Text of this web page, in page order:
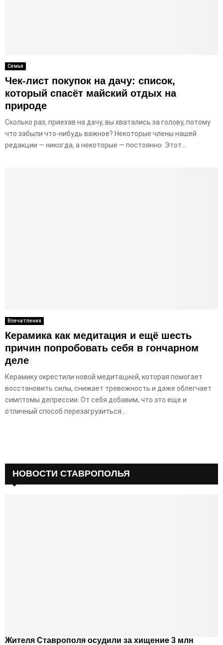
Семья
Чек-лист покупок на дачу: список,
который спасёт майский отдых на
природе
Сколько раз, приехав на дачу, вы хватались за голову, потому
что забыли что-нибудь важное? Некоторые члены нашей
редакции — никогда, а некоторые — постоянно. Этот...
Впечатления
Керамика как медитация и ещё шесть
причин попробовать себя в гончарном
деле
Керамику окрестили новой медитацией, которая помогает
восстановить силы, снижает тревожность и даже облегчает
симптомы депрессии. От себя добавим, что это еще и
отличный способ перезагрузиться...
НОВОСТИ СТАВРОПОЛЬЯ
Жителя Ставрополя осудили за хищение 3 млн